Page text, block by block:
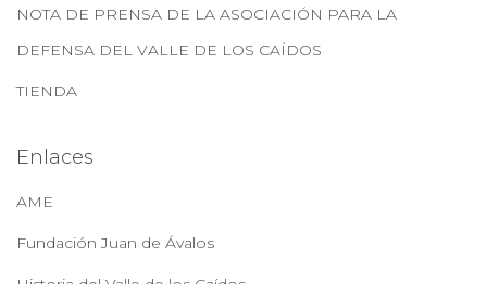
NOTA DE PRENSA DE LA ASOCIACIÓN PARA LA
DEFENSA DEL VALLE DE LOS CAÍDOS
TIENDA
Enlaces
AME
Fundación Juan de Ávalos